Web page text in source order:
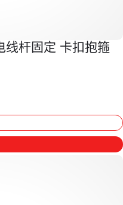
线杆固定 卡扣抱箍